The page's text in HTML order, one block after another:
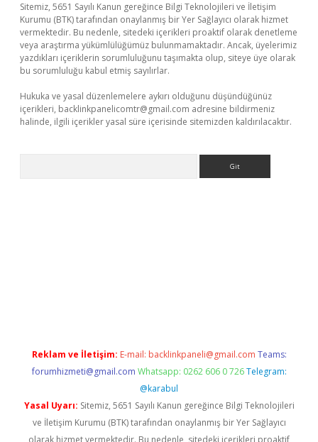
Sitemiz, 5651 Sayılı Kanun gereğince Bilgi Teknolojileri ve İletişim
Kurumu (BTK) tarafından onaylanmış bir Yer Sağlayıcı olarak hizmet
vermektedir. Bu nedenle, sitedeki içerikleri proaktif olarak denetleme
veya araştırma yükümlülüğümüz bulunmamaktadır. Ancak, üyelerimiz
yazdıkları içeriklerin sorumluluğunu taşımakta olup, siteye üye olarak
bu sorumluluğu kabul etmiş sayılırlar.
Hukuka ve yasal düzenlemelere aykırı olduğunu düşündüğünüz
içerikleri, backlinkpanelicomtr@gmail.com adresine bildirmeniz
halinde, ilgili içerikler yasal süre içerisinde sitemizden kaldırılacaktır.
Reklam ve İletişim: E-mail: backlinkpaneli@gmail.com Teams:
forumhizmeti@gmail.com Whatsapp: 0262 606 0 726 Telegram:
@karabul
Yasal Uyarı: Sitemiz, 5651 Sayılı Kanun gereğince Bilgi Teknolojileri
ve İletişim Kurumu (BTK) tarafından onaylanmış bir Yer Sağlayıcı
olarak hizmet vermektedir. Bu nedenle, sitedeki içerikleri proaktif